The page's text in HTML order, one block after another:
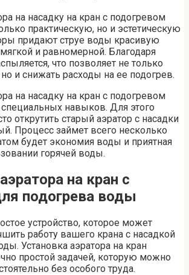
на насадку на кран с подогревом
практическую, но и эстетическую
придают струе воды красивую
и равномерной. Благодаря
что позволяет не только
и снижать расходы на ее подогрев.
на насадку на кран с подогревом
навыков. Для этого
открутить старый аэратор с насадки
Процесс займет всего несколько
будет экономия воды и приятная
горячей воды.
на кран с
подогрева воды
устройство, которое может
работу вашего крана с насадкой
Установка аэратора на кран
простой задачей, которую можно
без особого труда.